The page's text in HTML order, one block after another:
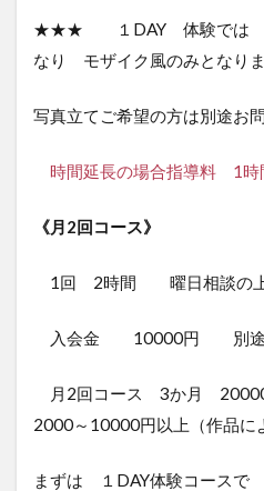
★★★ １DAY 体験では 写
なり モザイク風のみと
写真立てご希望の方は別途お
時間延長の場合指導料 1時
《月2回コース》
1回 2時間 曜日相談の
入会金 10000円 別途
月2回コース 3か月 20000
2000～10000円以上（作品
まずは １DAY体験コースで